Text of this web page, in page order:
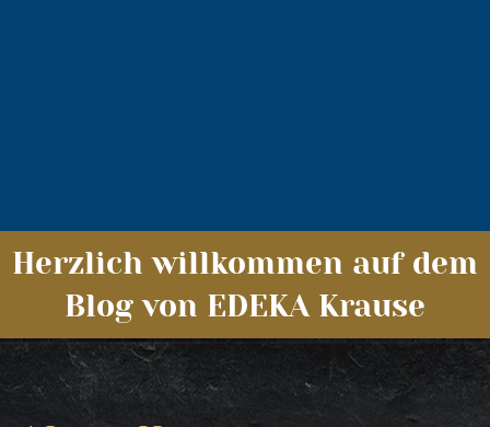
Herzlich willkommen auf dem
Blog von EDEKA Krause